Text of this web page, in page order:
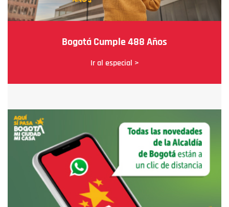
Bogotá Cumple 488 Años
Ir al especial >